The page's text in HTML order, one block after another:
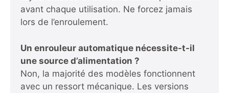
avant chaque utilisation. Ne forcez jamais
lors de l’enroulement.
Un enrouleur automatique nécessite-t-il
une source d’alimentation ?
Non, la majorité des modèles fonctionnent
avec un ressort mécanique. Les versions